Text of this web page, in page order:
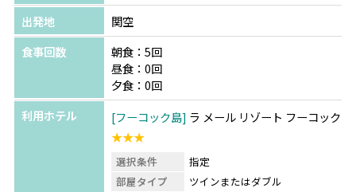
出発地
関空
食事回数
朝食：5回
昼食：0回
夕食：0回
利用ホテル
フーコック島 ラ メール リゾート フーコック
★★★
選択条件
指定
部屋タイプ
ツインまたはダブル